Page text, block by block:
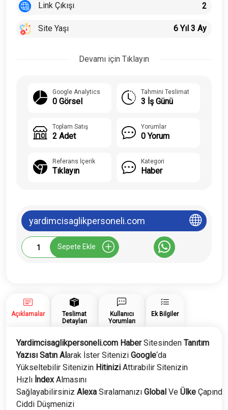
Link Çıkışı 2
Site Yaşı 6 Yıl 3 Ay
Devamı için Tıklayın
Google Analytics
0 Görsel
Tahmini Teslimat
3 İş Günü
Toplam Satış
2 Adet
Yorumlar
0 Yorum
Referans İçerik
Tıklayın
Kategori
Haber
yardimcisaglikpersoneli.com
Yardimcisaglikpersoneli.com
Tanıtım
Sepete Ekle
Açıklamalar
Teslimat
Detayları
Kullanıcı
Yorumları
Ek Bilgiler
Yardimcisaglikpersoneli.com HaberSitesinden Tanıtım
Yazısı Satın Alarak İster Sitenizi Google‘da
Yükseltebilir Sitenizin Hitinizi Attırabilir Sitenizin
Hızlı İndexAlmasını
Sağlayabilirsiniz Alexa Sıralamanızı Global Ve Ülke Çapında
Ciddi Düşmenizi